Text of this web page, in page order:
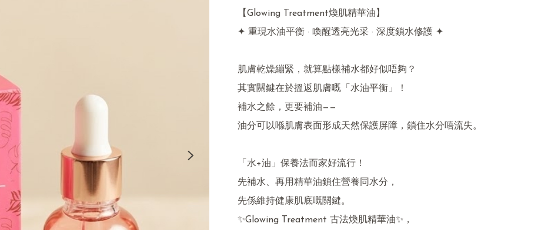
【Glowing Treatment煥肌精華油】
✦ 重現水油平衡 · 喚醒透亮光采 · 深度鎖水修護 ✦
肌膚乾燥繃緊，就算點樣補水都好似唔夠？
其實關鍵在於搵返肌膚嘅「水油平衡」！
補水之餘，更要補油——
油分可以喺肌膚表面形成天然保護屏障，鎖住水分唔流失。
「水+油」保養法而家好流行！
先補水、再用精華油鎖住營養同水分，
先係維持健康肌底嘅關鍵。
✨Glowing Treatment 古法煥肌精華油✨，